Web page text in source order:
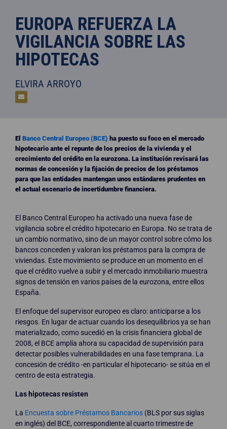
EUROPA REFUERZA LA
VIGILANCIA SOBRE LAS
HIPOTECAS
ELVIRA ARROYO
El Banco Central Europeo (BCE) ha puesto su foco en el mercado
hipotecario ante el repunte de los precios de la vivienda y el
crecimiento del crédito en la eurozona. La institución revisará las
normas de concesión y la fijación de precios de los préstamos
para que las entidades mantengan unos estándares prudentes en
el actual escenario de incertidumbre financiera.
El Banco Central Europeo ha activado una nueva fase de
vigilancia sobre el crédito hipotecario en Europa. No se trata de
un cambio normativo, sino de un mayor control sobre cómo los
bancos conceden y valoran los préstamos para la compra de
viviendas. Este movimiento se produce en un momento en el
que el crédito vuelve a subir y el mercado inmobiliario muestra
signos de tensión en varios países de la eurozona, entre ellos
España.
El enfoque del supervisor europeo es claro: anticiparse a los
riesgos. En lugar de actuar cuando los desequilibrios ya se han
materializado, como sucedió en la crisis financiera global de
2008, el BCE amplía ahora su capacidad de supervisión para
detectar posibles vulnerabilidades en una fase temprana. La
concesión de crédito -en particular el hipotecario- se sitúa en el
centro de esta estrategia.
Las hipotecas resisten
La Encuesta sobre Préstamos Bancarios (BLS por sus siglas
en inglés) del BCE, correspondiente al cuarto trimestre de